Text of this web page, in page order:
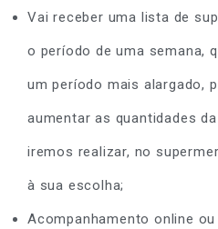
Vai receber uma lista de
o período de uma semana,
um período mais alargado,
aumentar as quantidades
iremos realizar, no
à sua escolha;
Acompanhamento online